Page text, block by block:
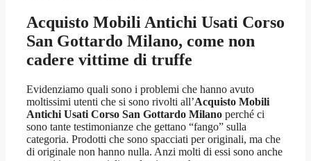
Acquisto Mobili Antichi Usati Corso
San Gottardo Milano, come non
cadere vittime di truffe
Evidenziamo quali sono i problemi che hanno avuto
moltissimi utenti che si sono rivolti all’Acquisto Mobili
Antichi Usati Corso San Gottardo Milano perché ci
sono tante testimonianze che gettano “fango” sulla
categoria. Prodotti che sono spacciati per originali, ma che
di originale non hanno nulla. Anzi molti di essi sono anche